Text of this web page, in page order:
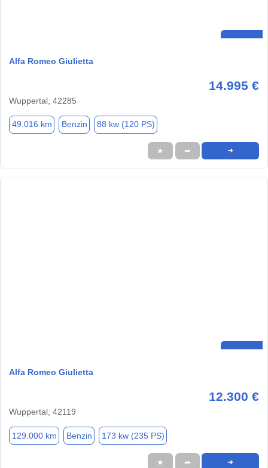
Alfa Romeo Giulietta
14.995 €
Wuppertal, 42285
49.016 km Benzin 88 kw (120 PS)
★ ➦ ➜
Alfa Romeo Giulietta
12.300 €
Wuppertal, 42119
129.000 km Benzin 173 kw (235 PS)
★ ➦ ➜